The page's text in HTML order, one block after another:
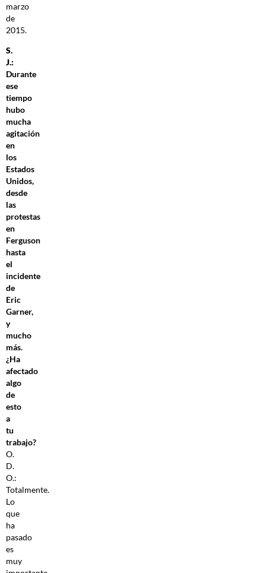
marzo
de
2015.
S.
J.:
Durante
ese
tiempo
hubo
mucha
agitación
en
los
Estados
Unidos,
desde
las
protestas
en
Ferguson
hasta
el
incidente
de
Eric
Garner,
y
mucho
más.
¿Ha
afectado
algo
de
esto
a
tu
trabajo?
O.
D.
O.:
Totalmente.
Lo
que
ha
pasado
es
muy